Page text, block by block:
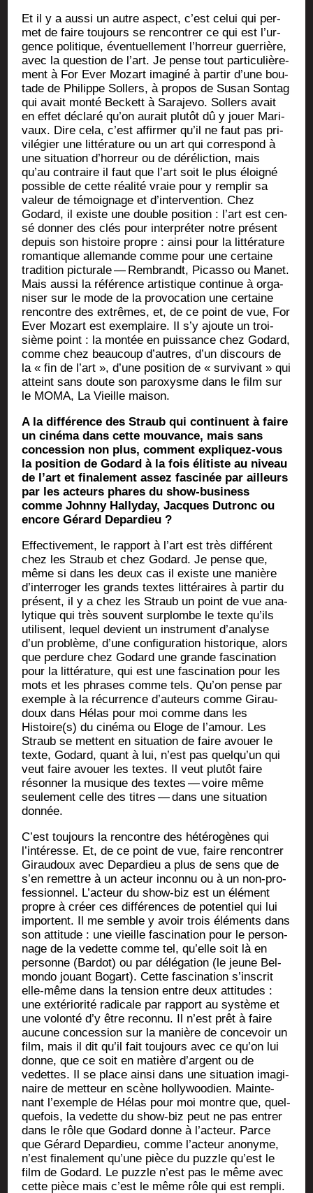
Et il y a aus­si un autre aspect, c’est celui qui per­
met de faire tou­jours se ren­con­trer ce qui est l’ur­
gence poli­tique, éven­tuel­le­ment l’hor­reur guer­rière,
avec la ques­tion de l’art. Je pense tout par­ti­cu­liè­re­
ment à For Ever Mozart ima­gi­né à par­tir d’une bou­
tade de Phi­lippe Sol­lers, à pro­pos de Susan Son­tag
qui avait mon­té Beckett à Sara­je­vo. Sol­lers avait
en effet décla­ré qu’on aurait plu­tôt dû y jouer Mari­
vaux. Dire cela, c’est affir­mer qu’il ne faut pas pri­
vi­lé­gier une lit­té­ra­ture ou un art qui cor­res­pond à
une situa­tion d’hor­reur ou de déré­lic­tion, mais
qu’au contraire il faut que l’art soit le plus éloi­gné
pos­sible de cette réa­li­té vraie pour y rem­plir sa
valeur de témoi­gnage et d’in­ter­ven­tion. Chez
Godard, il existe une double posi­tion : l’art est cen­
sé don­ner des clés pour inter­pré­ter notre pré­sent
depuis son his­toire propre : ain­si pour la lit­té­ra­ture
roman­tique alle­mande comme pour une cer­taine
tra­di­tion pic­tu­rale — Rem­brandt, Picas­so ou Manet.
Mais aus­si la réfé­rence artis­tique conti­nue à orga­
ni­ser sur le mode de la pro­vo­ca­tion une cer­taine
ren­contre des extrêmes, et, de ce point de vue, For
Ever Mozart est exem­plaire. Il s’y ajoute un troi­
sième point : la mon­tée en puis­sance chez Godard,
comme chez beau­coup d’autres, d’un dis­cours de
la « fin de l’art », d’une posi­tion de « sur­vi­vant » qui
atteint sans doute son paroxysme dans le film sur
le MOMA, La Vieille maison.
A la dif­fé­rence des Straub qui conti­nuent à faire
un ciné­ma dans cette mou­vance, mais sans
conces­sion non plus, com­ment expli­quez-vous
la posi­tion de Godard à la fois éli­tiste au niveau
de l’art et fina­le­ment assez fas­ci­née par ailleurs
par les acteurs phares du show-busi­ness
comme John­ny Hal­ly­day, Jacques Dutronc ou
encore Gérard Depardieu ?
Effec­ti­ve­ment, le rap­port à l’art est très dif­fé­rent
chez les Straub et chez Godard. Je pense que,
même si dans les deux cas il existe une manière
d’in­ter­ro­ger les grands textes lit­té­raires à par­tir du
pré­sent, il y a chez les Straub un point de vue ana­
ly­tique qui très sou­vent sur­plombe le texte qu’ils
uti­lisent, lequel devient un ins­tru­ment d’a­na­lyse
d’un pro­blème, d’une confi­gu­ra­tion his­to­rique, alors
que per­dure chez Godard une grande fas­ci­na­tion
pour la lit­té­ra­ture, qui est une fas­ci­na­tion pour les
mots et les phrases comme tels. Qu’on pense par
exemple à la récur­rence d’au­teurs comme Girau­
doux dans Hélas pour moi comme dans les
Histoire(s) du ciné­ma ou Eloge de l’a­mour. Les
Straub se mettent en situa­tion de faire avouer le
texte, Godard, quant à lui, n’est pas quel­qu’un qui
veut faire avouer les textes. Il veut plu­tôt faire
réson­ner la musique des textes — voire même
seule­ment celle des titres — dans une situa­tion
donnée.
C’est tou­jours la ren­contre des hété­ro­gènes qui
l’in­té­resse. Et, de ce point de vue, faire ren­con­trer
Girau­doux avec Depar­dieu a plus de sens que de
s’en remettre à un acteur incon­nu ou à un non-pro­
fes­sion­nel. L’ac­teur du show-biz est un élé­ment
propre à créer ces dif­fé­rences de poten­tiel qui lui
importent. Il me semble y avoir trois élé­ments dans
son atti­tude : une vieille fas­ci­na­tion pour le per­son­
nage de la vedette comme tel, qu’elle soit là en
per­sonne (Bar­dot) ou par délé­ga­tion (le jeune Bel­
mon­do jouant Bogart). Cette fas­ci­na­tion s’ins­crit
elle-même dans la ten­sion entre deux atti­tudes :
une exté­rio­ri­té radi­cale par rap­port au sys­tème et
une volon­té d’y être recon­nu. Il n’est prêt à faire
aucune conces­sion sur la manière de conce­voir un
film, mais il dit qu’il fait tou­jours avec ce qu’on lui
donne, que ce soit en matière d’argent ou de
vedettes. Il se place ain­si dans une situa­tion ima­gi­
naire de met­teur en scène hol­ly­woo­dien. Main­te­
nant l’exemple de Hélas pour moi montre que, quel­
que­fois, la vedette du show-biz peut ne pas entrer
dans le rôle que Godard donne à l’ac­teur. Parce
que Gérard Depar­dieu, comme l’ac­teur ano­nyme,
n’est fina­le­ment qu’une pièce du puzzle qu’est le
film de Godard. Le puzzle n’est pas le même avec
cette pièce mais c’est le même rôle qui est rempli.